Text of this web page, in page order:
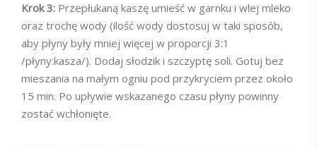
Krok 3: Przepłukaną kaszę umieść w garnku i wlej mleko
oraz trochę wody (ilość wody dostosuj w taki sposób,
aby płyny były mniej więcej w proporcji 3:1
/płyny:kasza/). Dodaj słodzik i szczyptę soli. Gotuj bez
mieszania na małym ogniu pod przykryciem przez około
15 min. Po upływie wskazanego czasu płyny powinny
zostać wchłonięte.